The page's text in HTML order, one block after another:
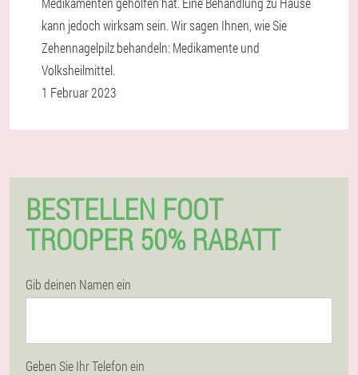
kann jedoch wirksam sein. Wir sagen Ihnen, wie Sie
Zehennagelpilz behandeln: Medikamente und
Volksheilmittel.
1 Februar 2023
BESTELLEN FOOT
TROOPER 50% RABATT
Gib deinen Namen ein
Geben Sie Ihr Telefon ein